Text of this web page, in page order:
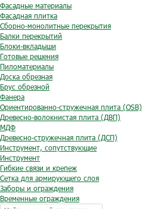
Фасадные материалы
Фасадная плитка
Сборно-монолитные перекрытия
Балки перекрытий
Блоки-вкладыши
Готовые решения
Пиломатериалы
Доска обрезная
Брус обрезной
Фанера
Ориентированно-стружечная плита (OSB)
Древесно-волокнистая плита (ДВП)
МДФ
Древесно-стружечная плита (ДСП)
Инструмент, сопутствующие
Инструмент
Гибкие связи и крепеж
Сетка для армирующего слоя
Заборы и ограждения
Временные ограждения